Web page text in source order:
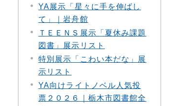
YA展示「星々に手を伸ばし
て」｜岩舟館
ＴＥＥＮＳ展示「夏休み課題
図書」展示リスト
特別展示「こわい本だな」展
示リスト
YA向けライトノベル人気投
票２０２６｜栃木市図書館全